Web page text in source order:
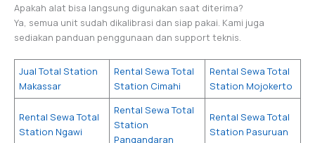
Apakah alat bisa langsung digunakan saat diterima?
Ya, semua unit sudah dikalibrasi dan siap pakai. Kami juga
sediakan panduan penggunaan dan support teknis.
Jual Total Station
Makassar
Rental Sewa Total
Station Cimahi
Rental Sewa Total
Station Mojokerto
Rental Sewa Total
Station Ngawi
Rental Sewa Total
Station
Pangandaran
Rental Sewa Total
Station Pasuruan